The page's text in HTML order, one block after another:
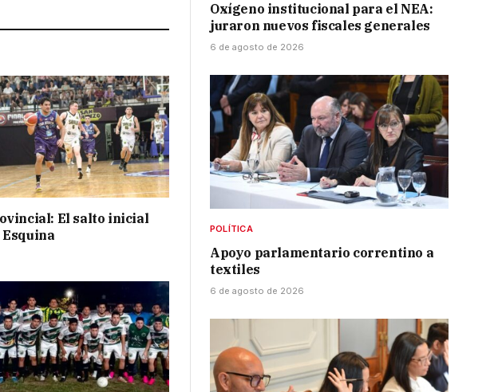
El salto inicial
Oxígeno institucional para el NEA:
juraron nuevos fiscales generales
6 de agosto de 2026
POLÍTICA
Apoyo parlamentario correntino a
textiles
6 de agosto de 2026